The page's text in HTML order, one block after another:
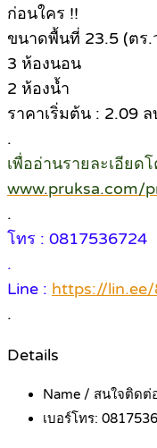
ก่อนใคร !!
ขนาดพื้นที่ 23.5 (ตร.
3 ห้องนอน
2 ห้องน้ำ
ราคาเริ่มต้น : 2.09 ล
.
เพื่ออ่านรายละเอียด
www.pruksa.com/
.
โทร : 0817536724
.
Line : https://
.
Details
Name / สนใจติด
เบอร์โทร: